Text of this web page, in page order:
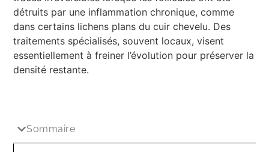
détruits par une inflammation chronique, comme
dans certains lichens plans du cuir chevelu. Des
traitements spécialisés, souvent locaux, visent
essentiellement à freiner l’évolution pour préserver la
densité restante.
Sommaire